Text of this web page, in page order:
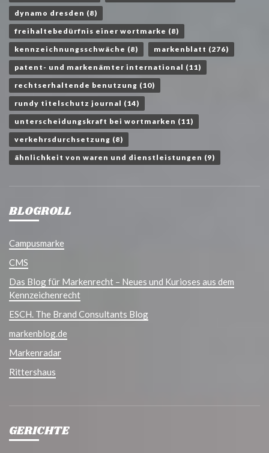
dynamo dresden (8)
freihaltebedürfnis einer wortmarke (8)
kennzeichnungsschwäche (8) markenblatt (276)
patent- und markenämter international (11)
rechtserhaltende benutzung (10)
rundy titelschutz journal (14)
unterscheidungskraft bei wortmarken (11)
verkehrsdurchsetzung (8)
ähnlichkeit von waren und dienstleistungen (9)
BLOGROLL
Campusmarke
CMS
Das Blog für Markenrecht – Neues und Kurioses aus dem
Kennzeichenrecht
ESCH. The Brand Consultants Blog
markenblog.de
Markenradar
Rittershaus
GERICHTE